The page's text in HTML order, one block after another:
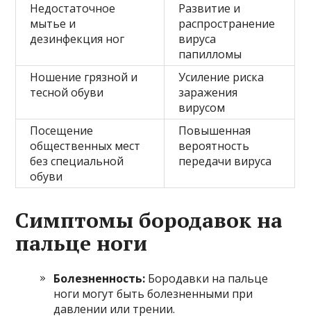
Недостаточное
мытье и
дезинфекция ног
Развитие и
распространение
вируса
папилломы
Ношение грязной и
тесной обуви
Усиление риска
заражения
вирусом
Посещение
общественных мест
без специальной
обуви
Повышенная
вероятность
передачи вируса
Симптомы бородавок на
пальце ноги
Болезненность: Бородавки на пальце
ноги могут быть болезненными при
давлении или трении.